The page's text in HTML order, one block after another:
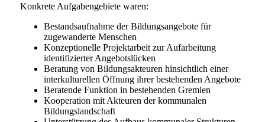
Konkrete Aufgabengebiete waren:
Bestandsaufnahme der Bildungsangebote für
zugewanderte Menschen
Konzeptionelle Projektarbeit zur Aufarbeitung
identifizierter Angebotslücken
Beratung von Bildungsakteuren hinsichtlich einer
interkulturellen Öffnung ihrer bestehenden Angebote
Beratende Funktion in bestehenden Gremien
Kooperation mit Akteuren der kommunalen
Bildungslandschaft